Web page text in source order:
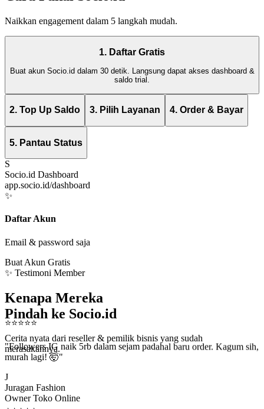
Naikkan engagement dalam 5 langkah mudah.
1. Daftar Gratis
Buat akun Socio.id dalam 30 detik. Langsung dapat akses dashboard &
saldo trial.
2. Top Up Saldo 3. Pilih Layanan 4. Order & Bayar
5. Pantau Status
S
Socio.id Dashboard
app.socio.id/dashboard
✨
Daftar Akun
Email & password saja
Buat Akun Gratis
✨ Testimoni Member
Kenapa Mereka
Pindah ke Socio.id
Cerita nyata dari reseller & pemilik bisnis yang sudah
merasakannya.
⭐⭐⭐⭐⭐
"Followers IG naik 5rb dalam sejam padahal baru order. Kagum sih,
murah lagi! 🤯"
Juragan Fashion
Owner Toko Online
⭐⭐⭐⭐ ⭐